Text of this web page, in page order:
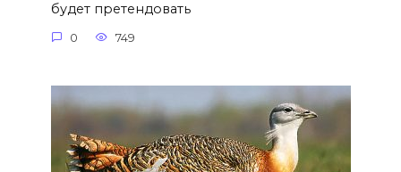
будет претендовать
0 749